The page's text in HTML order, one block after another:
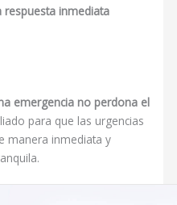
respuesta inmediata
emergencia no perdona el
para que las urgencias
manera inmediata y